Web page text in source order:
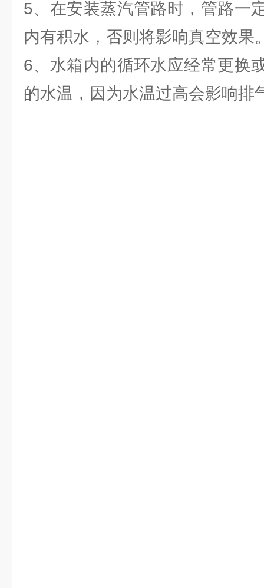
5、在安装蒸汽管路时，管路一
内有积水，否则将影响真空效果
6、水箱内的循环水应经常更换
的水温，因为水温过高会影响排